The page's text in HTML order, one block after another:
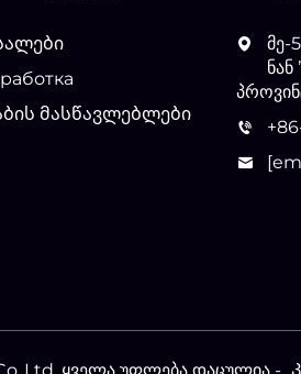
მასწავლებლები
მე-
ნან